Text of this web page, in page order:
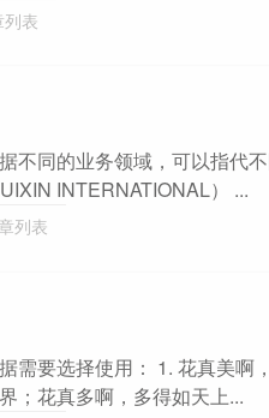
列表
不同的业务领域，可以指代
INTERNATIONAL） ...
列表
需要选择使用： 1. 花真美啊
；花真多啊，多得如天上...